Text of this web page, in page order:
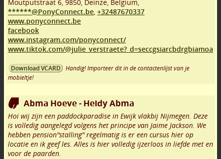
Moutputstraat 6, 9850, Deinze, Belgium,
******@PonyConnect.be, +32487670337
www.ponyconnect.be
facebook
www.instagram.com/ponyconnect/
www.tiktok.com/@julie_verstraete?_d=seccgsiarcbdrgbiamoa
Download VCARD
Handig! Importeer dit in de contactenlijst van je
mobieltje!
Abma Hoeve - Heidy Abma
Hoi wij zijn een paddockparadise in Ewijk vlakbij Nijmegen. Deze
is volledig aangelegd volgens het principe van Jaime Jackson. We
hebben pension"stalling" regelmatig is er een cursus hier op
locatie en ik geef les. Alles is hier volledig ijzerloos in liefde met en
voor de paarden.